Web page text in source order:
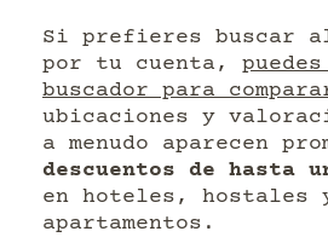
Si prefieres buscar
por tu cuenta,
buscador para
ubicaciones y
a menudo aparecen
descuentos de hasta
en hoteles, hostales
apartamentos.